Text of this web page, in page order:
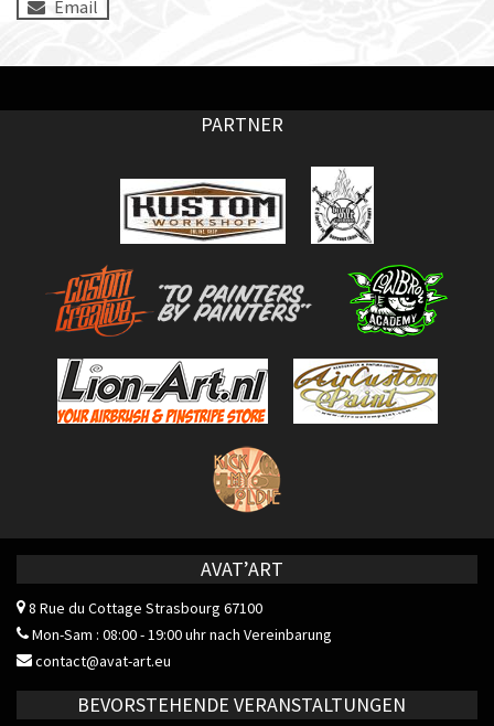
Email
PARTNER
AVAT’ART
8 Rue du Cottage Strasbourg 67100
Mon-Sam : 08:00 - 19:00 uhr nach Vereinbarung
contact@avat-art.eu
BEVORSTEHENDE VERANSTALTUNGEN